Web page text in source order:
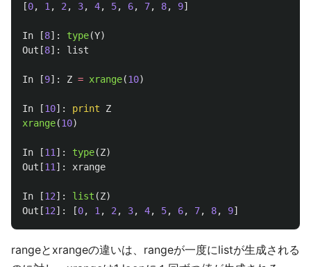
[0, 1 , 2 , 3, 4, 5, 6, 7, 8, 9]
In [8]: type(Y)
Out [8]: list
In [9]: Z = xrange(10)
In [10]: print
Z
xrange(10)
In [11 ]: type(Z)
Out [11 ]: xrange
In [12]: list (Z)
Out [12]: [0, 1 , 2 , 3, 4, 5, 6, 7, 8, 9]
rangeとxrangeの違いは、rangeが一度にlistが生成される